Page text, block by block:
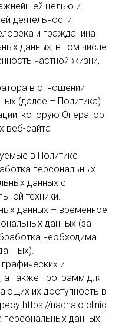
целью и
деятельности
и гражданина
данных, в том числе
частной жизни,
в отношении
(далее – Политика)
которую Оператор
веб-сайта
в Политике
персональных
данных с
техники.
данных – временное
данных (за
необходима
и
а также программ для
их доступность в
https://nachalo.clinic.
персональных данных —